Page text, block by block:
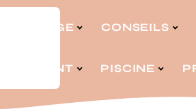
BRICOLAGE CONSEILS
LOGEMENT PISCINE